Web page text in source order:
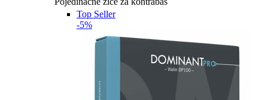
Top Seller
-5%